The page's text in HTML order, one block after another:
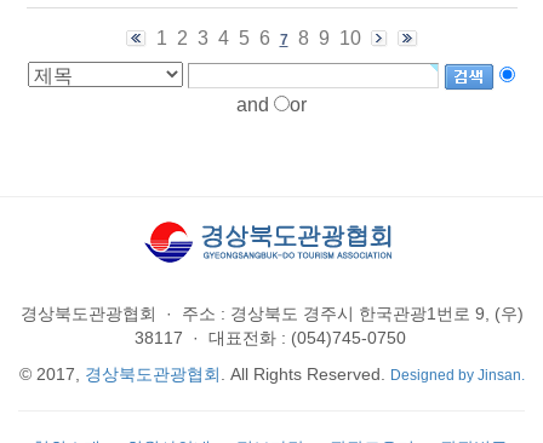
1 2 3 4 5 6 7 8 9 10
and or
경상북도관광협회 ·
주소 : 경상북도 경주시 한국관광1번로 9, (우)
38117
·
대표전화 : (054)745-0750
© 2017, 경상북도관광협회 . All Rights Reserved. Designed by Jinsan.